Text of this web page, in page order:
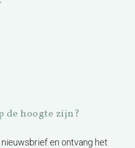
de hoogte zijn?
en ontvang het